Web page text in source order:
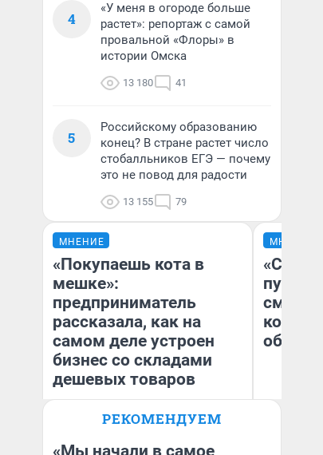
4
«У меня в огороде больше
растет»: репортаж с самой
провальной «Флоры» в
истории Омска
13 180 41
5
Российскому образованию
конец? В стране растет число
стобалльников ЕГЭ — почему
это не повод для радости
13 155 79
МНЕНИЕ
«Покупаешь кота в
мешке»:
предприниматель
рассказала, как на
самом деле устроен
бизнес со складами
дешевых товаров
Наталья Шорохова
деньги соцразвития
МНЕНИЕ
РЕКОМЕНДУЕМ
«Мы начали в самое